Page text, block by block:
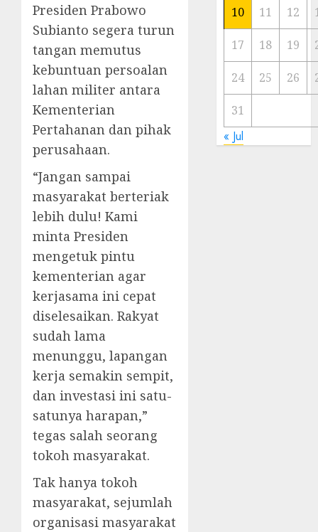
Presiden Prabowo
Subianto segera turun
tangan memutus
kebuntuan persoalan
lahan militer antara
Kementerian
Pertahanan dan pihak
perusahaan.
“Jangan sampai
masyarakat berteriak
lebih dulu! Kami
minta Presiden
mengetuk pintu
kementerian agar
kerjasama ini cepat
diselesaikan. Rakyat
sudah lama
menunggu, lapangan
kerja semakin sempit,
dan investasi ini satu-
satunya harapan,”
tegas salah seorang
tokoh masyarakat.
Tak hanya tokoh
masyarakat, sejumlah
organisasi masyarakat
23/11/
10 11 12
17 18 19
24 25 26
31
« Jul